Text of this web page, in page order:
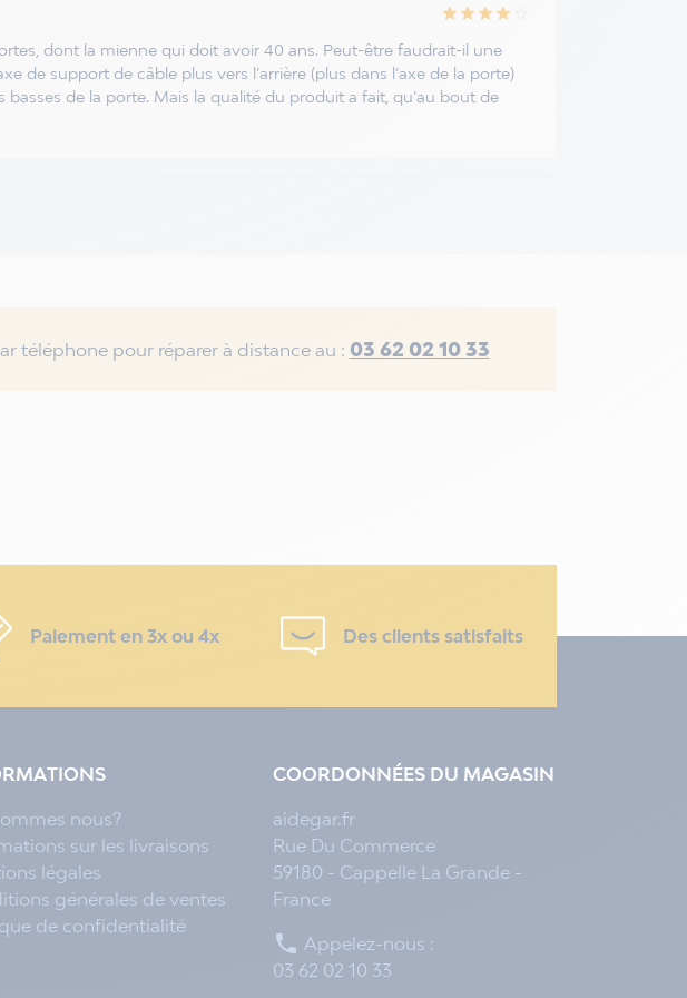
star star star star
dont la mienne qui doit avoir 40 ans. Peut-être faudrait-il une
de support de câble plus vers l’arrière (plus dans l’axe de la porte)
de la porte. Mais la qualité du produit a fait, qu’au bout de
téléphone pour réparer à distance au : 03 62 02 10 33
Paiement en 3x ou 4x Des clients satisfaits
nous?
sur les livraisons
légales
générales de ventes
de confidentialité
COORDONNÉES DU MAGASIN
aidegar.fr
Rue Du Commerce
59180 - Cappelle La Grande -
France
 Appelez-nous :
03 62 02 10 33